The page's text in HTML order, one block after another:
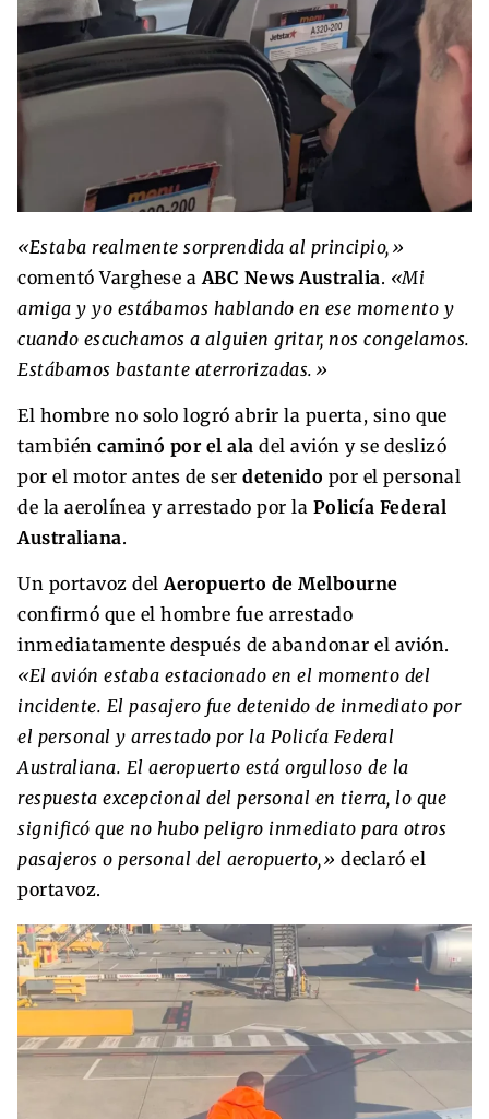
«Estaba realmente sorprendida al principio,»
comentó Varghese aABC News Australia. «Mi
amiga y yo estábamos hablando en ese momento y
cuando escuchamos a alguien gritar, nos congelamos.
Estábamos bastante aterrorizadas.»
El hombre no solo logró abrir la puerta, sino que
también caminó por el ala del avión y se deslizó
por el motor antes de ser detenido por el personal
de la aerolínea y arrestado por la Policía Federal
Australiana.
Un portavoz delAeropuerto de Melbourne
confirmó que el hombre fue arrestado
inmediatamente después de abandonar el avión.
«El avión estaba estacionado en el momento del
incidente. El pasajero fue detenido de inmediato por
el personal y arrestado por la Policía Federal
Australiana. El aeropuerto está orgulloso de la
respuesta excepcional del personal en tierra, lo que
significó que no hubo peligro inmediato para otros
pasajeros o personal del aeropuerto,» declaró el
portavoz.